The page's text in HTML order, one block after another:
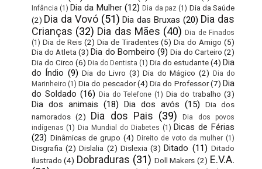
Infância (1) Dia da Mulher (12) Dia da paz (1) Dia da Saúde
(2) Dia da Vovó (51) Dia das Bruxas (20) Dia das
Crianças (32) Dia das Mães (40) Dia de Finados
(1) Dia de Reis (2) Dia de Tiradentes (5) Dia do Amigo (5)
Dia do Atleta (3) Dia do Bombeiro (9) Dia do Carteiro (2)
Dia do Circo (6) Dia do Dentista (1) Dia do estudante(4) Dia
do Índio (9) Dia do Livro (3) Dia do Mágico (2) Dia do
Marinheiro (1) Dia do pescador (4) Dia do Professor (7) Dia
do Soldado (16) Dia do Telefone (1) Dia do trabalho (3)
Dia dos animais (18) Dia dos avós (15)
Dia dos
namorados (2) Dia dos Pais (39)
Dia dos povos
indígenas (1) Dia Mundial do Diabetes (1) Dicas de Férias
(23) Dinâmicas de grupo (4) Direito de voto da mulher (1)
Disgrafia (2) Dislalia (2) Dislexia (3) Ditado (11) Ditado
Ilustrado (4) Dobraduras (31) Doll Makers (2) E.V.A.